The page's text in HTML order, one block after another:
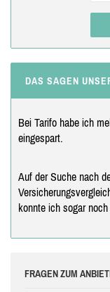
DAS SAGEN
Bei Tarifo habe ich
eingespart.
Auf der Suche nach
konnte ich sogar
FRAGEN ZUM